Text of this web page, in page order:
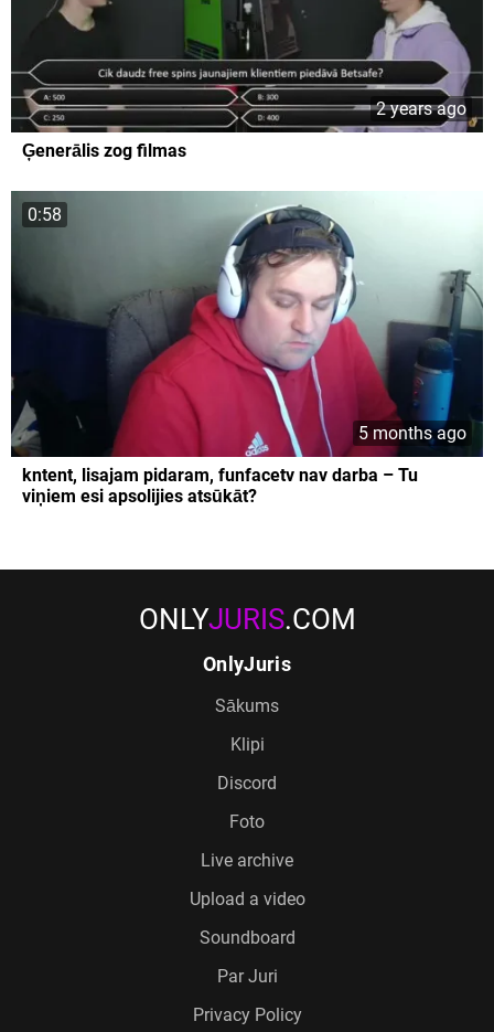
2 years ago
Ģenerālis zog filmas
0:58
5 months ago
kntent, lisajam pidaram, funfacetv nav darba – Tu
viņiem esi apsolijies atsūkāt?
ONLYJURIS.COM
OnlyJuris
Sākums
Klipi
Discord
Foto
Live archive
Upload a video
Soundboard
Par Juri
Privacy Policy